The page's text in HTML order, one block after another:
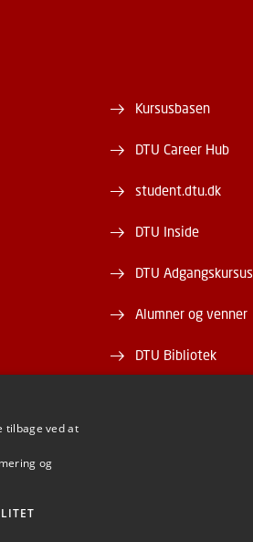
Kursusbasen
DTU Career Hub
student.dtu.dk
DTU Inside
DTU Adgangskursus
Alumner og venner
DTU Bibliotek
tilbage ved at
og